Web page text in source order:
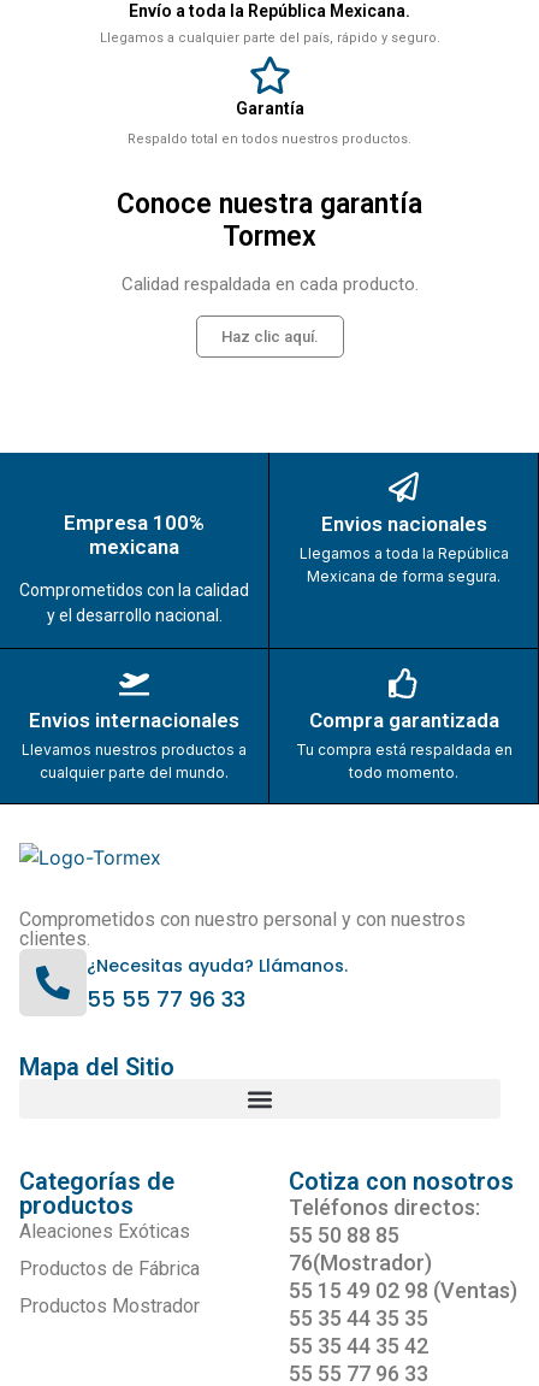
Envío a toda la República Mexicana.
Llegamos a cualquier parte del país, rápido y seguro.
Garantía
Respaldo total en todos nuestros productos.
Conoce nuestra garantía
Tormex
Calidad respaldada en cada producto.
Haz clic aquí.
Empresa 100%
mexicana
Comprometidos con la calidad
y el desarrollo nacional.
Envios nacionales
Llegamos a toda la República
Mexicana de forma segura.
Envios internacionales
Llevamos nuestros productos a
cualquier parte del mundo.
Compra garantizada
Tu compra está respaldada en
todo momento.
Comprometidos con nuestro personal y con nuestros
clientes.
¿Necesitas ayuda? Llámanos.
55 55 77 96 33
Mapa del Sitio
Categorías de
productos
Aleaciones Exóticas
Productos de Fábrica
Productos Mostrador
Cotiza con nosotros
Teléfonos directos:
55 50 88 85
76(Mostrador)
55 15 49 02 98 (Ventas)
55 35 44 35 35
55 35 44 35 42
55 55 77 96 33